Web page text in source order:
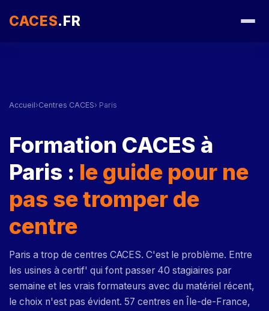
CACES.FR
Accueil›Centres CACES› Paris
Formation CACES à
Paris : le guide pour ne
pas se tromper de
centre
Paris a trop de centres CACES. C'est le problème. Entre
les usines à certif' qui font passer 40 stagiaires par
semaine et les vrais formateurs avec du matériel récent,
le choix n'est pas évident. 57 centres en Île-de-France,